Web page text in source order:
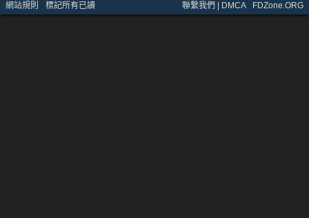
網站規則 · 標記所有已讀 聯繫我們 | DMCA· FDZone.ORG